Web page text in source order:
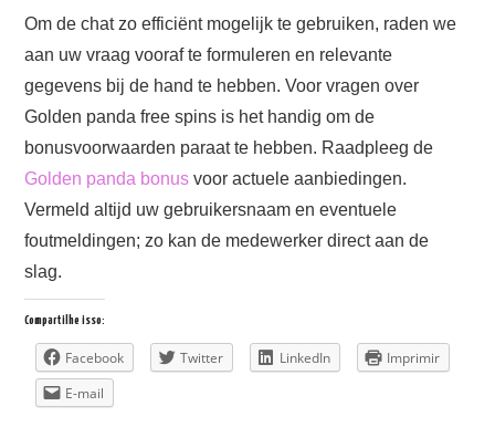
Om de chat zo efficiënt mogelijk te gebruiken, raden we
aan uw vraag vooraf te formuleren en relevante
gegevens bij de hand te hebben. Voor vragen over
Golden panda free spins is het handig om de
bonusvoorwaarden paraat te hebben. Raadpleeg de
Golden panda bonus voor actuele aanbiedingen.
Vermeld altijd uw gebruikersnaam en eventuele
foutmeldingen; zo kan de medewerker direct aan de
slag.
Compartilhe isso:
Facebook Twitter LinkedIn
Imprimir
E-mail